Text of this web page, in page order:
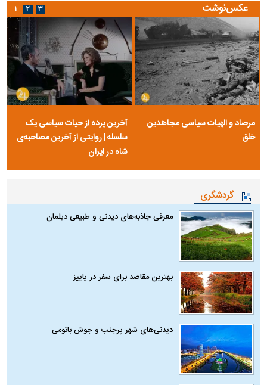
عکس‌نوشت
مرصاد و الهیات سیاسی مجاهدین
خلق
آخرین پرده از حیات سیاسی یک
سلسله | روایتی از آخرین مصاحبه‌ی
شاه در ایران
۱ ۲ ۳
گردشگری
معرفی جاذبه‌های دیدنی و طبیعی دیلمان
بهترین مقاصد برای سفر در پاییز
دیدنی‌های شهر پرجنب و جوش باتومی